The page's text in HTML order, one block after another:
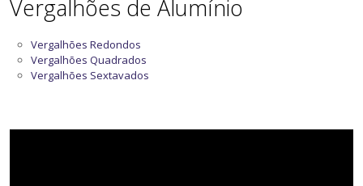
Vergalhões de Alumínio
Vergalhões Redondos
Vergalhões Quadrados
Vergalhões Sextavados